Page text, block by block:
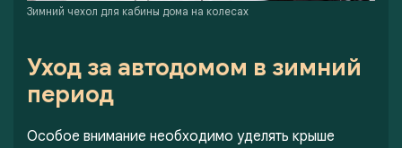
Зимний чехол для кабины дома на колесах
Уход за автодомом в зимний
период
Особое внимание необходимо уделять крыше